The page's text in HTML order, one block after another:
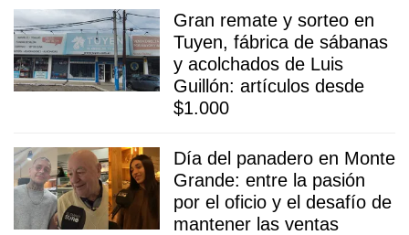
Gran remate y sorteo en
Tuyen, fábrica de sábanas
y acolchados de Luis
Guillón: artículos desde
$1.000
Día del panadero en Monte
Grande: entre la pasión
por el oficio y el desafío de
mantener las ventas